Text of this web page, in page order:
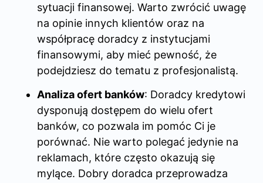
sytuacji finansowej. Warto zwrócić uwagę
na opinie innych klientów oraz na
współpracę doradcy z instytucjami
finansowymi, aby mieć pewność, że
podejdziesz do tematu z profesjonalistą.
Analiza ofert banków: Doradcy kredytowi
dysponują dostępem do wielu ofert
banków, co pozwala im pomóc Ci je
porównać. Nie warto polegać jedynie na
reklamach, które często okazują się
mylące. Dobry doradca przeprowadza